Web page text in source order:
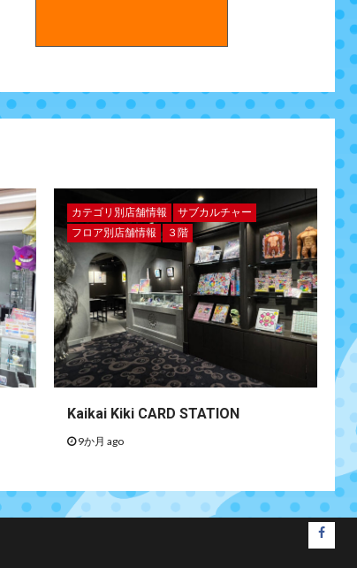
カテゴリ別店舗情報
サブカルチャー
フロア別店舗情報
３階
Kaikai Kiki CARD STATION
9か月 ago